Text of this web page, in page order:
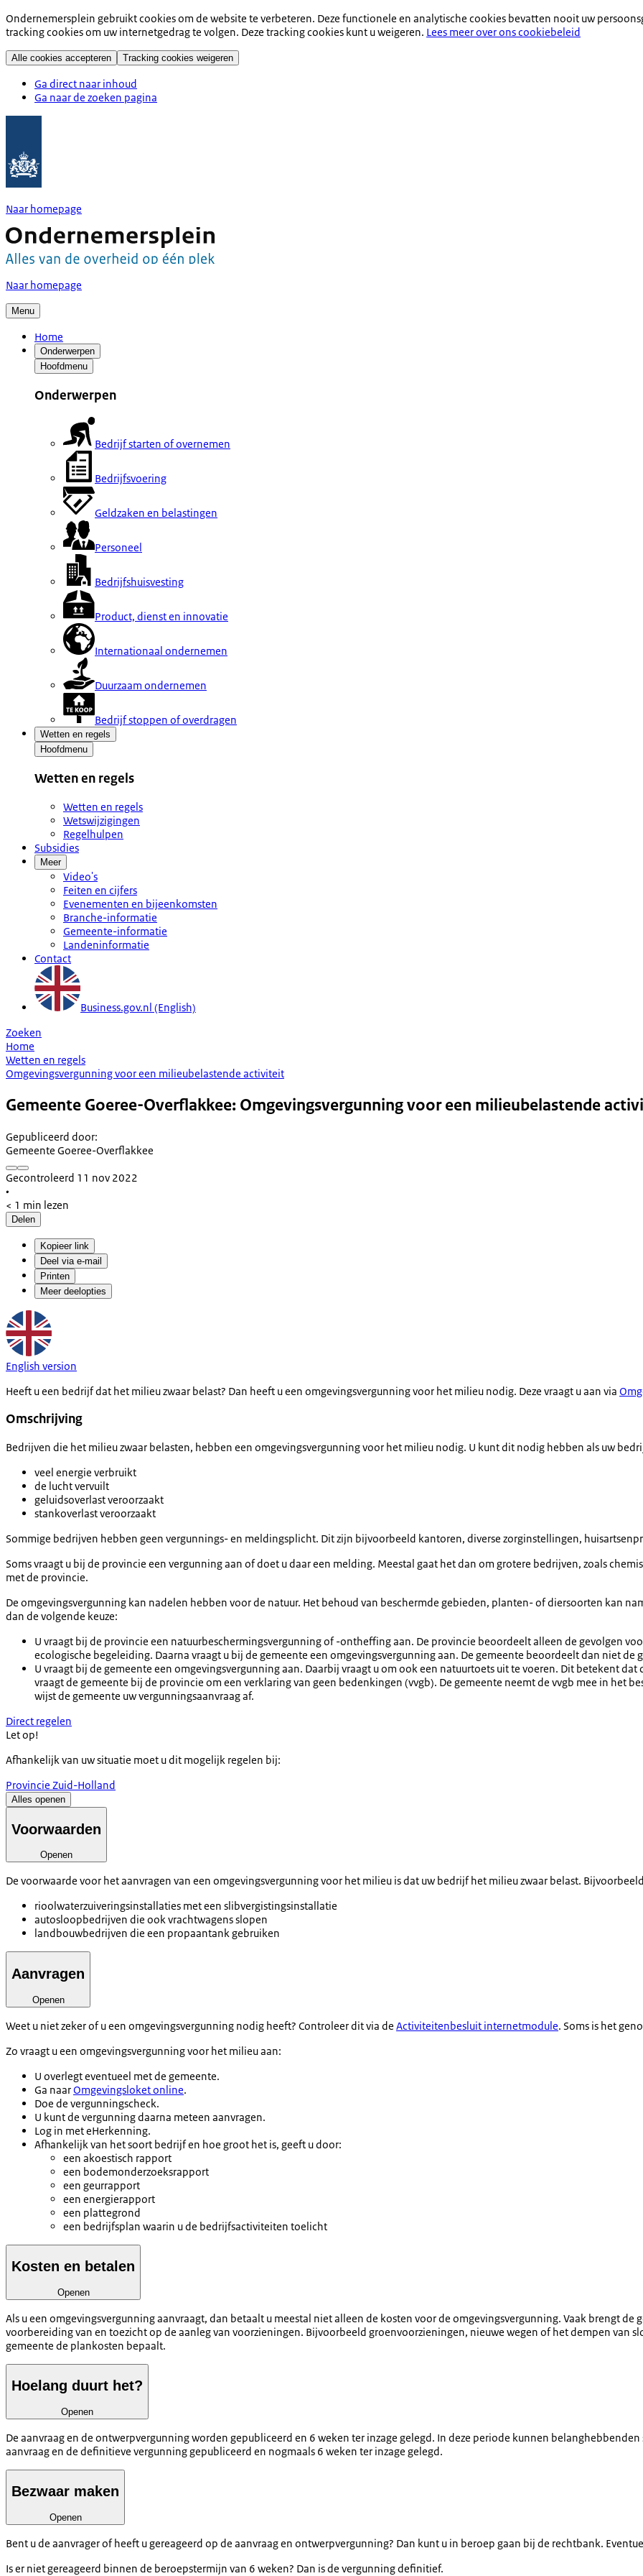
Ondernemersplein gebruikt cookies om de website te verbeteren. Deze functionele en analytische cookies bevatten nooit uw
tracking cookies om uw internetgedrag te volgen. Deze tracking cookies kunt u weigeren. Lees meer over ons cookiebeleid
Alle cookies accepteren Tracking cookies weigeren
Ga direct naar inhoud
Ga naar de zoeken pagina
Naar homepage
Naar homepage
Menu
Home
Onderwerpen
Hoofdmenu
Onderwerpen
Bedrijf starten of overnemen
Bedrijfsvoering
Geldzaken en belastingen
Personeel
Bedrijfshuisvesting
Product, dienst en innovatie
Internationaal ondernemen
Duurzaam ondernemen
Bedrijf stoppen of overdragen
Wetten en regels
Hoofdmenu
Wetten en regels
Wetten en regels
Wetswijzigingen
Regelhulpen
Subsidies
Meer
Video's
Feiten en cijfers
Evenementen en bijeenkomsten
Branche-informatie
Gemeente-informatie
Landeninformatie
Contact
Business.gov.nl (English)
Zoeken
Home
Wetten en regels
Omgevingsvergunning voor een milieubelastende activiteit
Gemeente Goeree-Overflakkee: Omgevingsvergunning voor een milieubelastende
Gepubliceerd door:
Gemeente Goeree-Overflakkee
Gecontroleerd 11 nov 2022
•
< 1 min lezen
Delen
Kopieer link
Deel via e-mail
Printen
Meer deelopties
English version
Heeft u een bedrijf dat het milieu zwaar belast? Dan heeft u een omgevingsvergunning voor het milieu nodig. Deze vraagt u aan via
Omschrijving
Bedrijven die het milieu zwaar belasten, hebben een omgevingsvergunning voor het milieu nodig. U kunt dit nodig hebben als uw
veel energie verbruikt
de lucht vervuilt
geluidsoverlast veroorzaakt
stankoverlast veroorzaakt
Sommige bedrijven hebben geen vergunnings- en meldingsplicht. Dit zijn bijvoorbeeld kantoren, diverse zorginstellingen,
Soms vraagt u bij de provincie een vergunning aan of doet u daar een melding. Meestal gaat het dan om grotere bedrijven, zoals
met de provincie.
De omgevingsvergunning kan nadelen hebben voor de natuur. Het behoud van beschermde gebieden, planten- of diersoorten kan
dan de volgende keuze:
U vraagt bij de provincie een natuurbeschermingsvergunning of -ontheffing aan. De provincie beoordeelt alleen de gevolgen
ecologische begeleiding. Daarna vraagt u bij de gemeente een omgevingsvergunning aan. De gemeente beoordeelt dan niet de
U vraagt bij de gemeente een omgevingsvergunning aan. Daarbij vraagt u om ook een natuurtoets uit te voeren. Dit betekent
vraagt de gemeente bij de provincie om een verklaring van geen bedenkingen (vvgb). De gemeente neemt de vvgb mee in het
wijst de gemeente uw vergunningsaanvraag af.
Direct regelen
Let op!
Afhankelijk van uw situatie moet u dit mogelijk regelen bij:
Provincie Zuid-Holland
Alles openen
Voorwaarden
Openen
De voorwaarde voor het aanvragen van een omgevingsvergunning voor het milieu is dat uw bedrijf het milieu zwaar belast.
rioolwaterzuiveringsinstallaties met een slibvergistingsinstallatie
autosloopbedrijven die ook vrachtwagens slopen
landbouwbedrijven die een propaantank gebruiken
Aanvragen
Openen
Weet u niet zeker of u een omgevingsvergunning nodig heeft? Controleer dit via de Activiteitenbesluit internetmodule. Soms is het
Zo vraagt u een omgevingsvergunning voor het milieu aan:
U overlegt eventueel met de gemeente.
Ga naarOmgevingsloket online.
Doe de vergunningscheck.
U kunt de vergunning daarna meteen aanvragen.
Log in met eHerkenning.
Afhankelijk van het soort bedrijf en hoe groot het is, geeft u door:
een akoestisch rapport
een bodemonderzoeksrapport
een geurrapport
een energierapport
een plattegrond
een bedrijfsplan waarin u de bedrijfsactiviteiten toelicht
Kosten en betalen
Openen
Als u een omgevingsvergunning aanvraagt, dan betaalt u meestal niet alleen de kosten voor de omgevingsvergunning. Vaak brengt
voorbereiding van en toezicht op de aanleg van voorzieningen. Bijvoorbeeld groenvoorzieningen, nieuwe wegen of het dempen van
gemeente de plankosten bepaalt.
Hoelang duurt het?
Openen
De aanvraag en de ontwerpvergunning worden gepubliceerd en 6 weken ter inzage gelegd. In deze periode kunnen
aanvraag en de definitieve vergunning gepubliceerd en nogmaals 6 weken ter inzage gelegd.
Bezwaar maken
Openen
Bent u de aanvrager of heeft u gereageerd op de aanvraag en ontwerpvergunning? Dan kunt u in beroep gaan bij de rechtbank.
Is er niet gereageerd binnen de beroepstermijn van 6 weken? Dan is de vergunning definitief.